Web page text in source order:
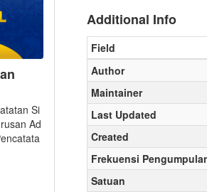
Si
Ad
Additional Info
Field
Author
Maintainer
Last Updated
Created
Frekuensi
Satuan